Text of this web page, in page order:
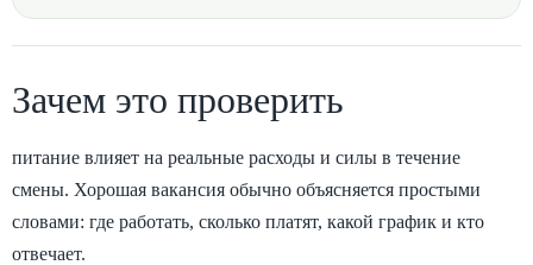
Зачем это проверить
питание влияет на реальные расходы и силы в течение
смены. Хорошая вакансия обычно объясняется простыми
словами: где работать, сколько платят, какой график и кто
отвечает.